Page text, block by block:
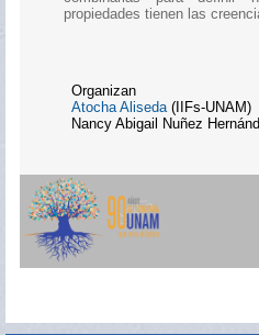
propiedades tienen las
Organizan
Atocha Aliseda(IIFs-UNAM)
Nancy Abigail Nuñez